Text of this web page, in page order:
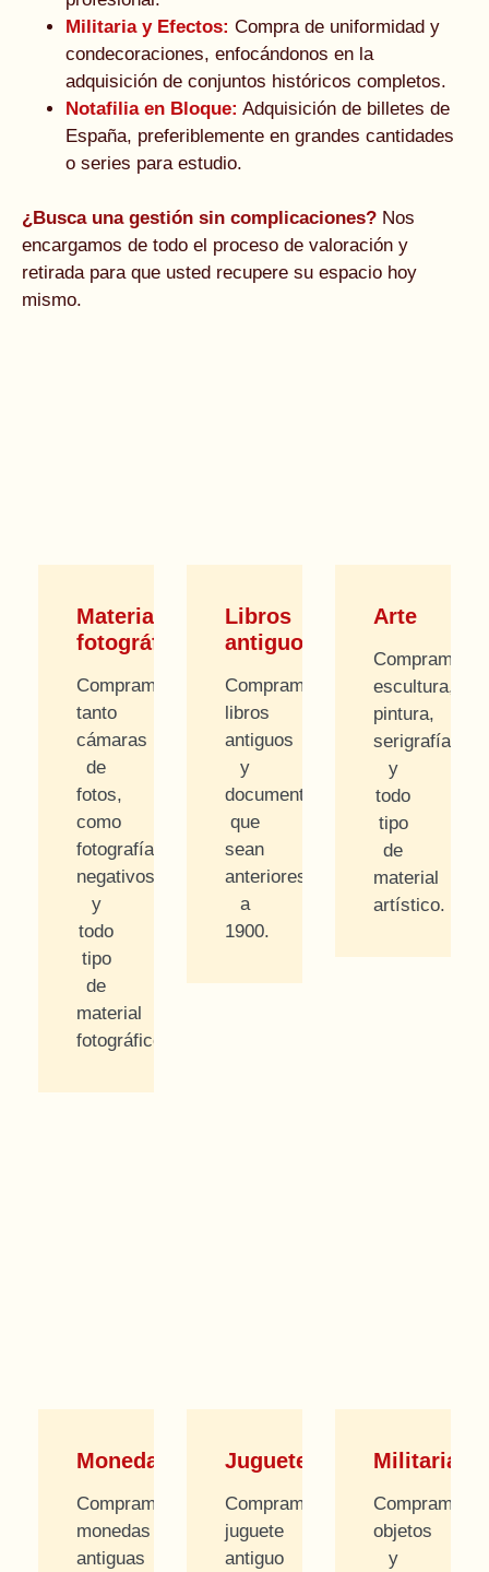
Militaria y Efectos: Compra de uniformidad y
condecoraciones, enfocándonos en la
adquisición de conjuntos históricos completos.
Notafilia en Bloque: Adquisición de billetes de
España, preferiblemente en grandes cantidades
o series para estudio.
¿Busca una gestión sin complicaciones? Nos
encargamos de todo el proceso de valoración y
retirada para que usted recupere su espacio hoy
mismo.
Material
fotográfico
Compramos
tanto
cámaras
de
fotos,
como
fotografías,
negativos
y
todo
tipo
de
material
fotográfico.
Libros
antiguos
Compramos
libros
antiguos
y
documentos
que
sean
anteriores
a
1900.
Arte
Compramos
escultura,
pintura,
serigrafías
y
todo
tipo
de
material
artístico.
Monedas
Compramos
monedas
antiguas
Juguetes
Compramos
juguete
antiguo
Militaria
Compramos
objetos
y